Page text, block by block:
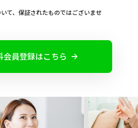
て、保証されたものではございませ
会員登録はこちら